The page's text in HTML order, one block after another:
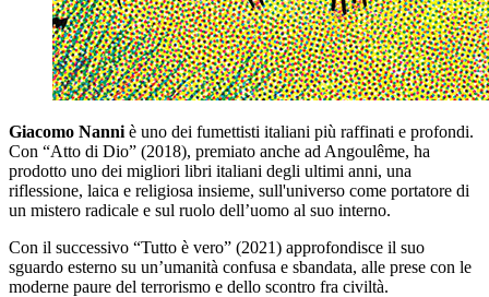
Giacomo Nanni è uno dei fumettisti italiani più raffinati e profondi.
Con “Atto di Dio” (2018), premiato anche ad Angoulême, ha
prodotto uno dei migliori libri italiani degli ultimi anni, una
riflessione, laica e religiosa insieme, sull'universo come portatore di
un mistero radicale e sul ruolo dell’uomo al suo interno.
Con il successivo “Tutto è vero” (2021) approfondisce il suo
sguardo esterno su un’umanità confusa e sbandata, alle prese con le
moderne paure del terrorismo e dello scontro fra civiltà.